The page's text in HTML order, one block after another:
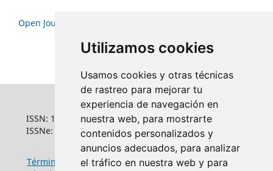
Utilizamos cookies
Usamos cookies y otras técnicas
de rastreo para mejorar tu
experiencia de navegación en
nuestra web, para mostrarte
contenidos personalizados y
anuncios adecuados, para analizar
el tráfico en nuestra web y para
Open Journal Systems
ISSN: 1022-6508
ISSNe: 1681-5653
Términos y condiciones de uso|Política de